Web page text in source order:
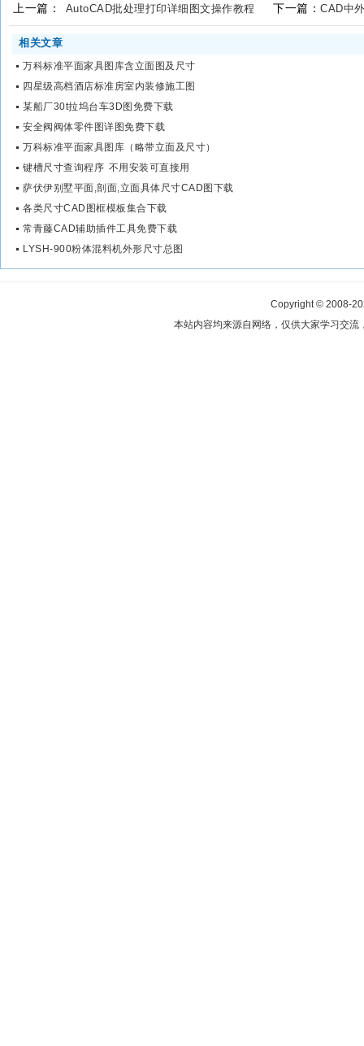
上一篇： AutoCAD批处理打印详细图文操作教程 下一篇： CAD中
相关文章
万科标准平面家具图库含立面图及尺寸
四星级高档酒店标准房室内装修施工图
某船厂30t拉坞台车3D图免费下载
安全阀阀体零件图详图免费下载
万科标准平面家具图库（略带立面及尺寸）
键槽尺寸查询程序 不用安装可直接用
萨伏伊别墅平面,剖面,立面具体尺寸CAD图下载
各类尺寸CAD图框模板集合下载
常青藤CAD辅助插件工具免费下载
LYSH-900粉体混料机外形尺寸总图
Copyright © 2008-
本站内容均来源自网络，仅供大家学习交